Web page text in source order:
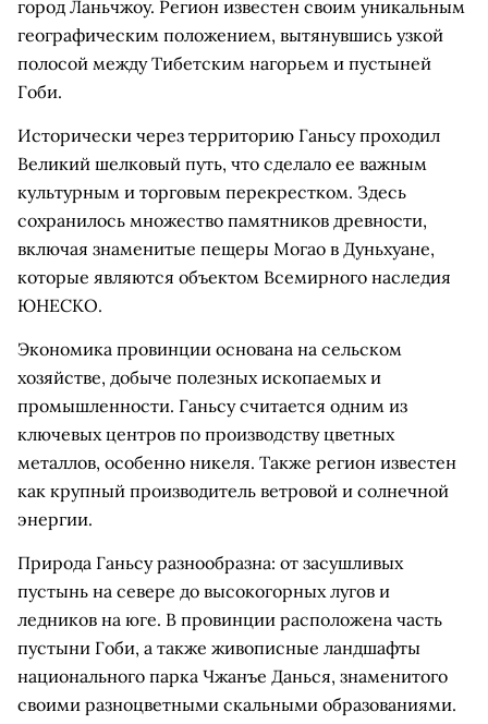
город Ланьчжоу. Регион известен своим уникальным
географическим положением, вытянувшись узкой
полосой между Тибетским нагорьем и пустыней
Гоби.
Исторически через территорию Ганьсу проходил
Великий шелковый путь, что сделало ее важным
культурным и торговым перекрестком. Здесь
сохранилось множество памятников древности,
включая знаменитые пещеры Могао в Дуньхуане,
которые являются объектом Всемирного наследия
ЮНЕСКО.
Экономика провинции основана на сельском
хозяйстве, добыче полезных ископаемых и
промышленности. Ганьсу считается одним из
ключевых центров по производству цветных
металлов, особенно никеля. Также регион известен
как крупный производитель ветровой и солнечной
энергии.
Природа Ганьсу разнообразна: от засушливых
пустынь на севере до высокогорных лугов и
ледников на юге. В провинции расположена часть
пустыни Гоби, а также живописные ландшафты
национального парка Чжанъе Данься, знаменитого
своими разноцветными скальными образованиями.